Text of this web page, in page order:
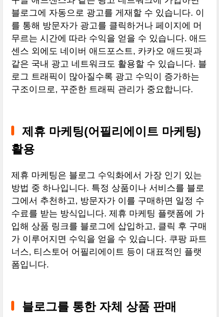
블로그에 자동으로 광고를 게재할 수 있습니다. 이
를 통해 방문자가 광고를 클릭하거나 페이지에 머
무르는 시간에 따라 수익을 얻을 수 있습니다. 애드
센스 외에도 네이버 애드포스트, 카카오 애드핏과
같은 국내 광고 네트워크도 활용할 수 있습니다. 블
로그 트래픽이 많아질수록 광고 수익이 증가하는
구조이므로, 꾸준한 트래픽 관리가 중요합니다.
제휴 마케팅(어필리에이트 마케팅)
활용
제휴 마케팅은 블로그 수익화에서 가장 인기 있는
방법 중 하나입니다. 특정 상품이나 서비스를 블로
그에서 추천하고, 방문자가 이를 구매하면 일정 수
수료를 받는 방식입니다. 제휴 마케팅 플랫폼에 가
입해 상품 링크를 블로그에 삽입하고, 클릭 후 구매
가 이루어지면 수익을 얻을 수 있습니다. 쿠팡 파트
너스, 티스토어 어필리에이트 등이 대표적인 플랫
폼입니다.
블로그를 통한 자체 상품 판매